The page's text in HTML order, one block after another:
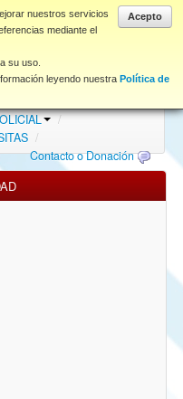
Acepto
nuestros servicios
mediante el
su uso.
leyendo nuestra Política de
/
/
Contacto o Donación